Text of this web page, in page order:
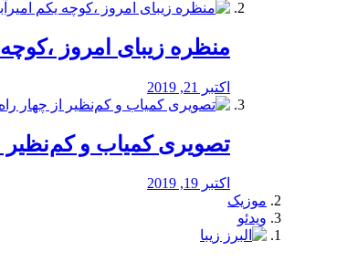
منظره‌‌ زیبای امروز ،کوچه
اکتبر 21, 2019
️تصویری کمیاب و کم‌نظیر از
اکتبر 19, 2019
موزیک
ویدئو